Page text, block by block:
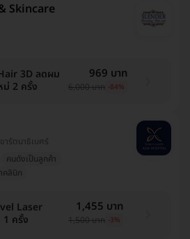
Skincare
3D ลดผม
ม่ 2 ครั้ง
969 บาท
6,000 บาท -84%
ารัตนาธิเบศร์
คนดังเป็นลูกค้า
คลินิก
Laser
ครั้ง
1,455 บาท
1,500 บาท -3%